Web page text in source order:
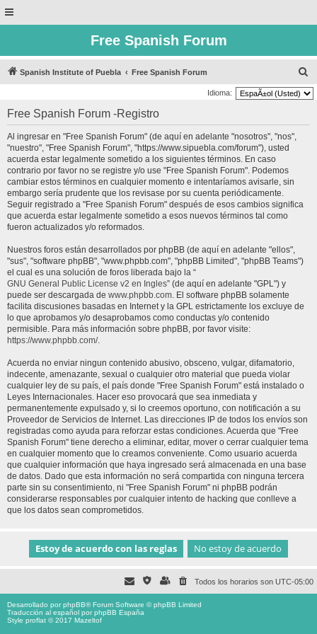
Free Spanish Forum
Spanish Institute of Puebla Free Spanish Forum
u
Idioma:
Free Spanish Forum -Registro
Al ingresar en "Free Spanish Forum" (de aquí en adelante "nosotros", "nos",
"nuestro", "Free Spanish Forum", "https://www.sipuebla.com/forum"), usted
acuerda estar legalmente sometido a los siguientes términos. En caso
contrario por favor no se registre y/o use "Free Spanish Forum". Podemos
cambiar estos términos en cualquier momento e intentaríamos avisarle, sin
embargo sería prudente que los revisase por su cuenta periódicamente.
Seguir registrado a "Free Spanish Forum" después de esos cambios significa
que acuerda estar legalmente sometido a esos nuevos términos tal como
fueron actualizados y/o reformados.
Nuestros foros están desarrollados por phpBB (de aquí en adelante "ellos",
"sus", "software phpBB", "www.phpbb.com", "phpBB Limited", "phpBB Teams")
el cual es una solución de foros liberada bajo la “
GNU General Public License v2 en Ingles” (de aquí en adelante "GPL") y
puede ser descargada de www.phpbb.com. El software phpBB solamente
facilita discusiones basadas en Internet y la GPL estrictamente los excluye de
lo que aprobamos y/o desaprobamos como conductas y/o contenido
permisible. Para más información sobre phpBB, por favor visite:
https://www.phpbb.com/.
Acuerda no enviar ningun contenido abusivo, obsceno, vulgar, difamatorio,
indecente, amenazante, sexual o cualquier otro material que pueda violar
cualquier ley de su país, el país donde "Free Spanish Forum" está instalado o
Leyes Internacionales. Hacer eso provocará que sea inmediata y
permanentemente expulsado y, si lo creemos oportuno, con notificación a su
Proveedor de Servicios de Internet. Las direcciones IP de todos los envíos son
registradas como ayuda para reforzar estas condiciones. Acuerda que "Free
Spanish Forum" tiene derecho a eliminar, editar, mover o cerrar cualquier tema
en cualquier momento que lo creamos conveniente. Como usuario acuerda
que cualquier información que haya ingresado será almacenada en una base
de datos. Dado que esta información no será compartida con ninguna tercera
parte sin su consentimiento, ni "Free Spanish Forum" ni phpBB podrán
considerarse responsables por cualquier intento de hacking que conlleve a
que los datos sean comprometidos.
Todos los horarios son UTC-05:00
Desarrollado porphpBB® Forum Software © phpBB Limited
Traducción al español porphpBB España
Style proflat © 2017 Mazeltof